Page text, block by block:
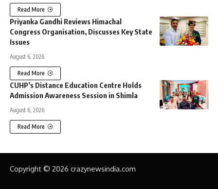
Read More
Priyanka Gandhi Reviews Himachal
Congress Organisation, Discusses Key State
Issues
August 6, 2026
Read More
CUHP’s Distance Education Centre Holds
Admission Awareness Session in Shimla
August 6, 2026
Read More
Copyright © 2026 crazynewsindia.com